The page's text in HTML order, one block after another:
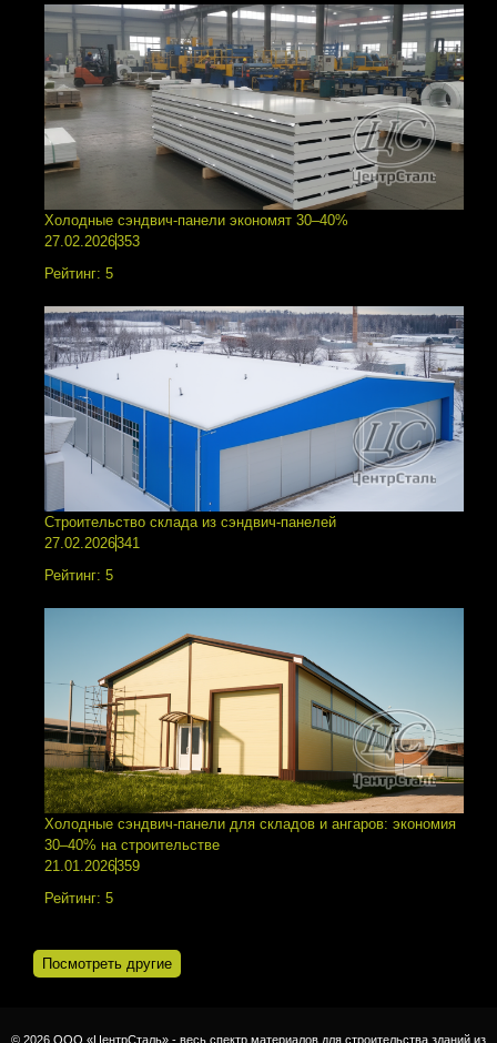
Холодные сэндвич-панели экономят 30–40%
27.02.2026353
Рейтинг: 5
Строительство склада из сэндвич-панелей
27.02.2026341
Рейтинг: 5
Холодные сэндвич-панели для складов и ангаров: экономия
30–40% на строительстве
21.01.2026359
Рейтинг: 5
Посмотреть другие
© 2026 ООО «ЦентрСталь» - весь спектр материалов для строительства зданий из